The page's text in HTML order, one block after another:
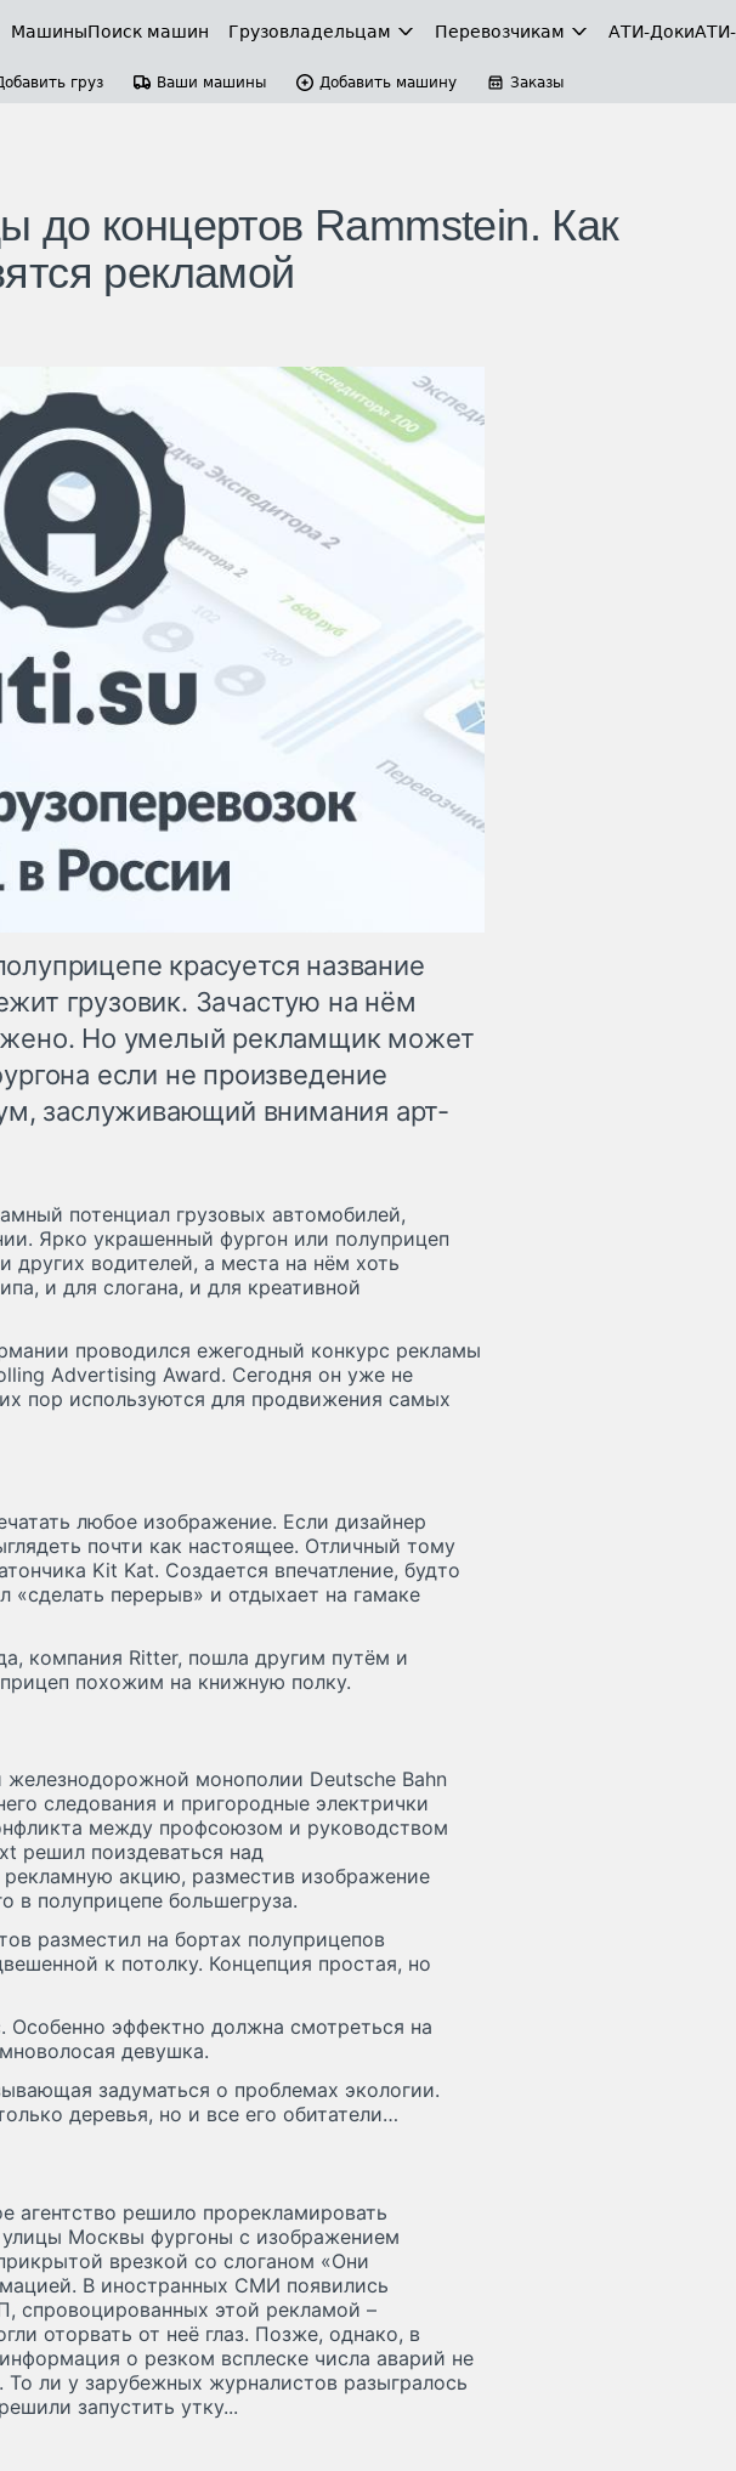
МашиныПоиск машин Грузовладельцам Перевозчикам АТИ-Доки
груз Ваши машины Добавить машину Заказы
до концертов Rammstein. Как
рекламой
красуется название
грузовик. Зачастую на нём
Но умелый рекламщик может
если не произведение
заслуживающий внимания арт-
потенциал грузовых автомобилей,
Ярко украшенный фургон или полуприцеп
других водителей, а места на нём хоть
и для слогана, и для креативной
проводился ежегодный конкурс рекламы
Advertising Award. Сегодня он уже не
пор используются для продвижения самых
любое изображение. Если дизайнер
почти как настоящее. Отличный тому
Kit Kat. Создается впечатление, будто
«сделать перерыв» и отдыхает на гамаке
компания Ritter, пошла другим путём и
похожим на книжную полку.
железнодорожной монополии Deutsche Bahn
следования и пригородные электрички
между профсоюзом и руководством
решил поиздеваться над
акцию, разместив изображение
в полуприцепе большегруза.
разместил на бортах полуприцепов
к потолку. Концепция простая, но
Особенно эффектно должна смотреться на
девушка.
задуматься о проблемах экологии.
деревья, но и все его обитатели…
агентство решило прорекламировать
улицы Москвы фургоны с изображением
врезкой со слоганом «Они
В иностранных СМИ появились
спровоцированных этой рекламой –
оторвать от неё глаз. Позже, однако, в
о резком всплеске числа аварий не
То ли у зарубежных журналистов разыгралось
запустить утку...